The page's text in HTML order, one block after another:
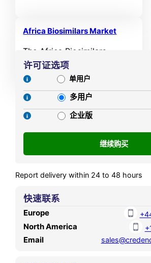
2025. It is anticipated to
9.44% during the forecast
period.
Africa Biosimilars Market
The Africa Biosimilars
Market size was valued at
USD 126.63 MN in 2021 and
reached USD 200.98 MN in
2025. It is anticipated to
reach USD 451.50 MN by
7.80% during the forecast
period.
许可证选项
单用户
多用户
企业版
Report delivery within 24 to 48 hours
快速联系
Europe
North America
Email